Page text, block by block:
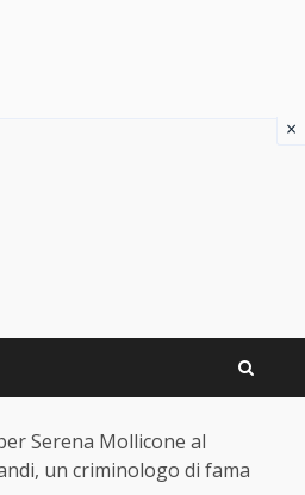
Serena Mollicone al
un criminologo di fama
×